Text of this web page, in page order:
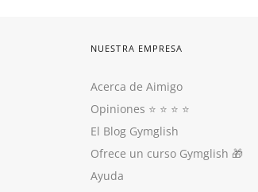
NUESTRA EMPRESA
Acerca de Aimigo
Opiniones ⭐️ ⭐️ ⭐️ ⭐️
El Blog Gymglish
Ofrece un curso Gymglish 🎁
Ayuda